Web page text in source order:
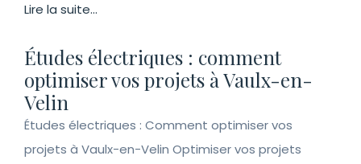
Lire la suite...
Études électriques : comment
optimiser vos projets à Vaulx-en-
Velin
Études électriques : Comment optimiser vos
projets à Vaulx-en-Velin Optimiser vos projets